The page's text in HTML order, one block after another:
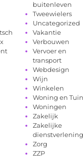
buitenleven
Tweewielers
Uncategorized
Vakantie
Verbouwen
Vervoer en
transport
Webdesign
Wijn
Winkelen
Woning en Tuin
Woningen
Zakelijk
Zakelijke
dienstverlening
Zorg
ZZP